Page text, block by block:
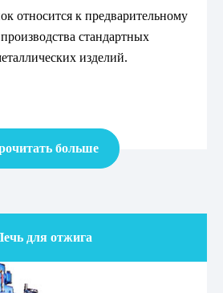
относится к предварительному
стандартных
изделий.
больше
для отжига